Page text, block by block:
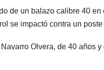
de un balazo calibre 40
se impactó contra un poste
Olvera, de 40 años